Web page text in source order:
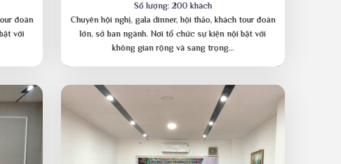
với số lượng khách khác nhau